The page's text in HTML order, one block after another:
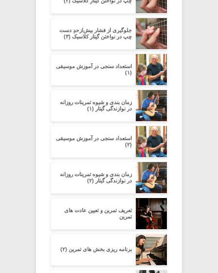
جلوگیری از فشار بیش‌از‌حدِ دست
چپ در نواختن گیتار کلاسیک (۳)
استعداد سنجی در آموزش موسیقی
(۱)
زمان بندی و شیوه تمرینات روزانه
در نوازندگی گیتار (۱)
استعداد سنجی در آموزش موسیقی
(۲)
زمان بندی و شیوه تمرینات روزانه
در نوازندگی گیتار (۲)
تعریف تمرین و تعیین عادت های
تمرین
برنامه ریزی بخش های تمرین (۲)